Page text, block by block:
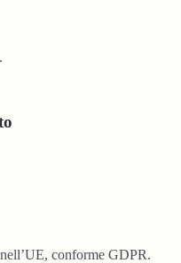
conforme GDPR.